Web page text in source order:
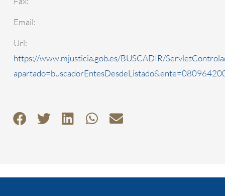
Email:
Url:
https://www.mjusticia.gob.es/BUSCADIR/